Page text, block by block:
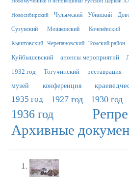
Новосибирский Чулымский Убинский
Сузунский Мошковский Коченёвский
Кыштовский Черепановский Томский район
Куйбышевский анонсы мероприятий
1932 год Тогучинский реставрация
музей конференция
1935 год 1927 год 1930 год
1936 год
Архивные